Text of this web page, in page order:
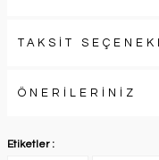
TAKSİT
ÖNERİLERİNİZ
Etiketler :